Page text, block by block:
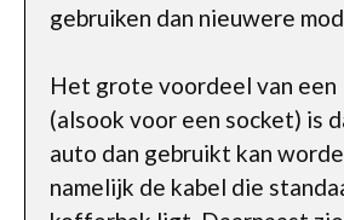
gebruiken dan nieuwere
Het grote voordeel van een
(alsook voor een socket) is
auto dan gebruikt kan
namelijk de kabel die